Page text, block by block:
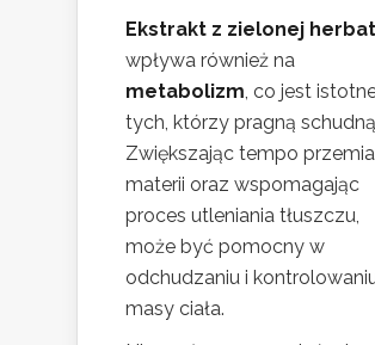
Ekstrakt z zielonej
wpływa również na
metabolizm, co jest
tych, którzy pragną
Zwiększając tempo
materii oraz wspomagając
proces utleniania tłuszczu,
może być pomocny w
odchudzaniu i
masy ciała.